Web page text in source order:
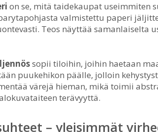
on se, mitä taidekaupat useimmiten
valmistettu paperi
Teos näyttää samanlaiselta
sopii tiloihin, joihin haetaan
puukehikon päälle, jolloin
värejä hieman, mikä toimii
terävyyttä.
– yleisimmät